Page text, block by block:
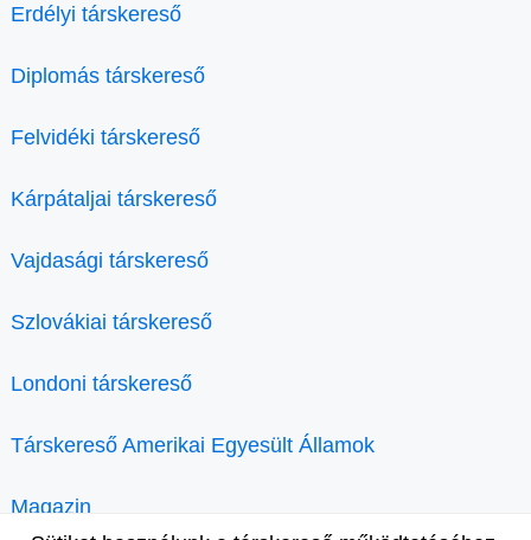
Erdélyi társkereső
Diplomás társkereső
Felvidéki társkereső
Kárpátaljai társkereső
Vajdasági társkereső
Szlovákiai társkereső
Londoni társkereső
Társkereső Amerikai Egyesült Államok
Magazin